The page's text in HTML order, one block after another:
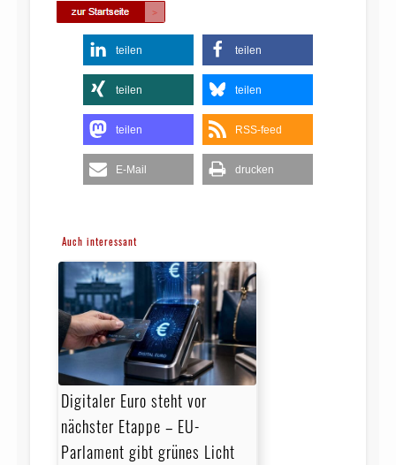
teilen teilen
teilen teilen
teilen RSS-feed
E-Mail drucken
Auch interessant
Digitaler Euro steht vor
nächster Etappe – EU-
Parlament gibt grünes Licht